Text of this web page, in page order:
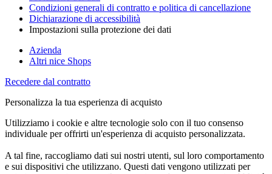
Condizioni generali di contratto e politica di cancellazione
Dichiarazione di accessibilità
Impostazioni sulla protezione dei dati
Azienda
Altri nice Shops
Recedere dal contratto
Personalizza la tua esperienza di acquisto
Utilizziamo i cookie e altre tecnologie solo con il tuo consenso
individuale per offrirti un'esperienza di acquisto personalizzata.
A tal fine, raccogliamo dati sui nostri utenti, sul loro comportamento
e sui dispositivi che utilizzano. Questi dati vengono utilizzati per